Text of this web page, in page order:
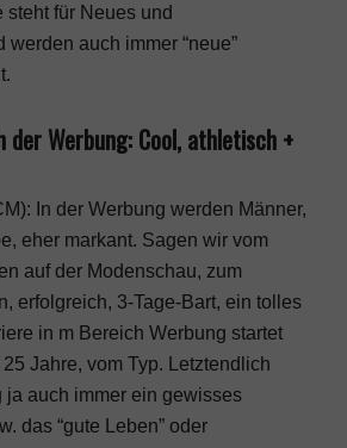
steht für Neues und
werden auch immer “neue”
der Werbung: Cool, athletisch +
In der Werbung werden Männer,
eher markant. Sagen wir vom
auf der Modenschau, zum
erfolgreich, 3-Tage-Bart, ein tolles
in m Bereich Werbung startet
Jahre, vom Typ. Letztendlich
ja auch immer ein gewisses
das “gute Leben” oder